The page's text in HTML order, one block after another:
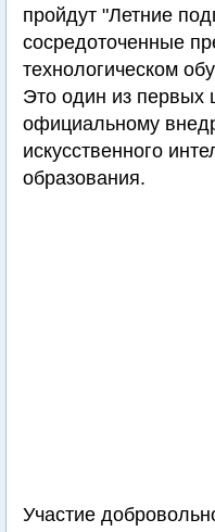
пройдут "Летние
сосредоточенные
технологическом
Это один из первых
официальному
искусственного
образования.
Участие